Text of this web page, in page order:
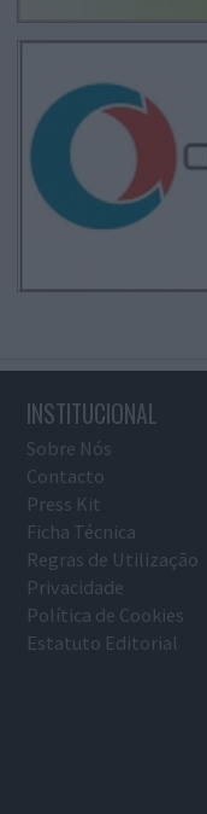
INSTITUCIONAL
Sobre Nós
Contacto
Press Kit
Ficha Técnica
Regras de Utilização
Privacidade
Política de Cookies
Estatuto Editorial